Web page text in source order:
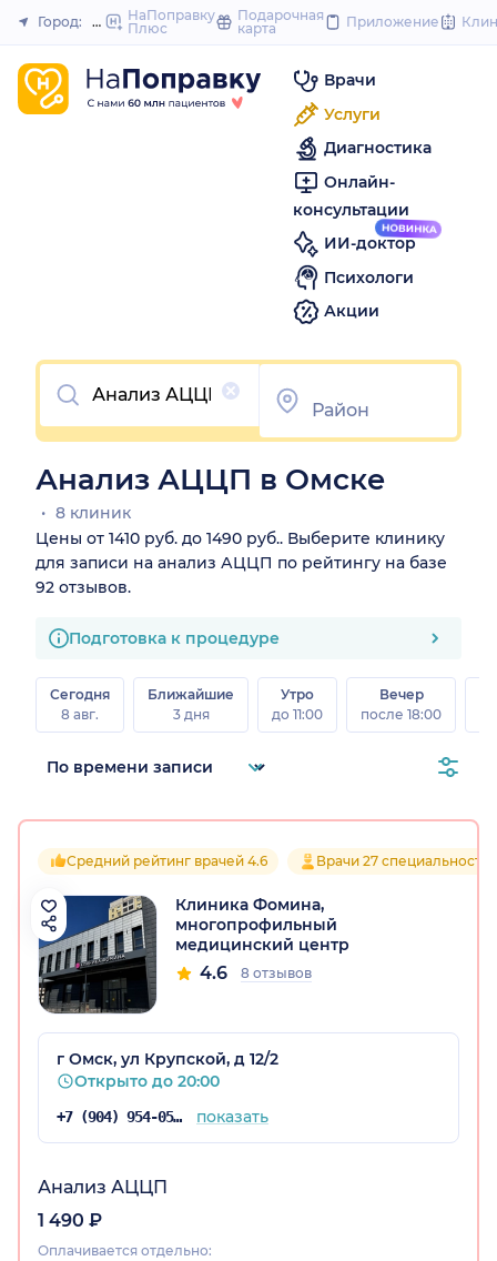
to
Закрыть
Город: ОмскНаПоправку
Плюс
Подарочная
карта
Приложение
Врачи
Услуги
Диагностика
Онлайн-
консультации
ИИ-доктор
Психологи
Акции
Очистить
Анализ АЦЦП в Омске
8 клиник
Цены от 1410 руб. до 1490 руб.. Выберите клинику
для записи на анализ АЦЦП по рейтингу на базе
92 отзывов.
Подготовка к процедуре
Сегодня
8 авг.
Ближайшие
3 дня
Утро
до 11:00
Вечер
после 18:00
Средний рейтинг врачей 4.6 Врачи 27
Клиника Фомина,
многопрофильный
медицинский центр
4.6 8 отзывов
г Омск, ул Крупской, д 12/2
Открыто до 20:00
+7 (904) 954-05-67 показать
Анализ АЦЦП
1 490 ₽
Оплачивается отдельно: